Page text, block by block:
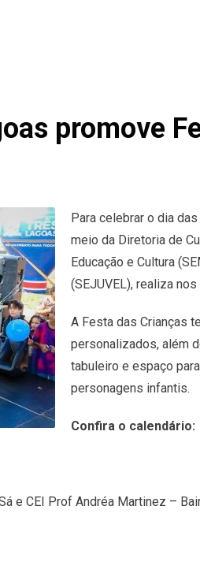
promove
Para celebrar o dia
meio da Diretoria de
Educação e Cultura
(SEJUVEL), realiza
A Festa das Crianças
personalizados, além
tabuleiro e espaço
personagens infantis.
Confira o calendário:
e CEI Prof Andréa Martinez –